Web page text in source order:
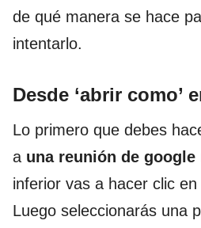
de qué manera se hace
intentarlo.
Desde ‘abrir como’
Lo primero que debes
a una reunión de google
inferior vas a hacer clic
Luego seleccionarás una